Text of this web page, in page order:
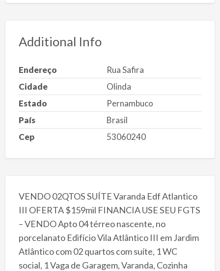
Additional Info
Endereço
Rua Safira
Cidade
Olinda
Estado
Pernambuco
País
Brasil
Cep
53060240
VENDO 02QTOS SUÍTE Varanda Edf Atlantico
III OFERTA $159mil FINANCIA USE SEU FGTS
– VENDO Apto 04 térreo nascente, no
porcelanato Edifício Vila Atlântico III em Jardim
Atlântico com 02 quartos com suíte, 1 WC
social, 1 Vaga de Garagem, Varanda, Cozinha